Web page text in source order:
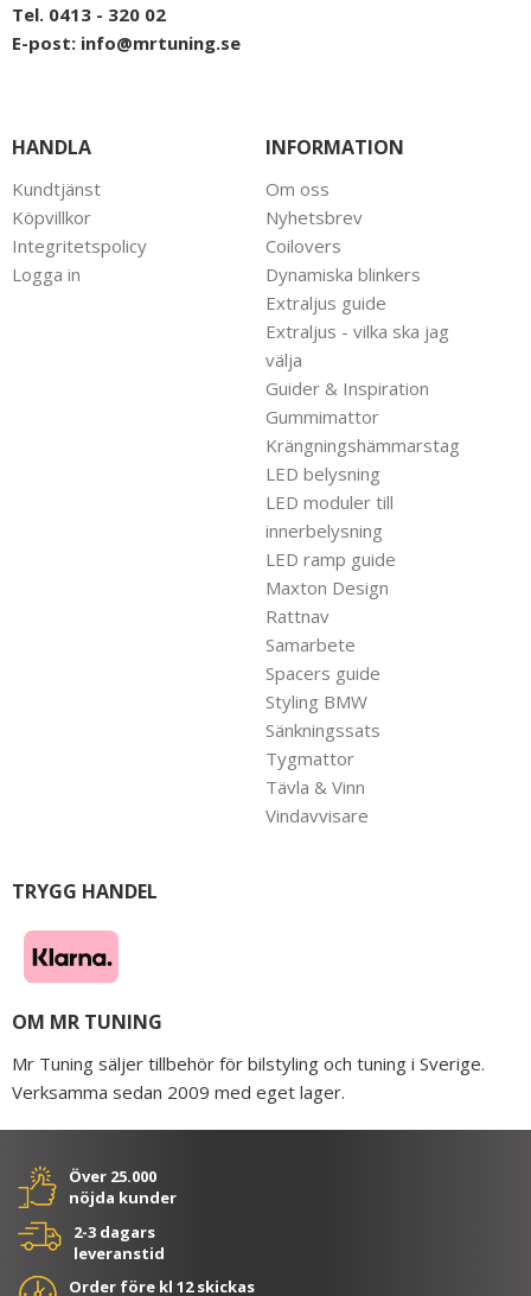
Tel. 0413 - 320 02
E-post: info@mrtuning.se
HANDLA
Kundtjänst
Köpvillkor
Integritetspolicy
Logga in
INFORMATION
Om oss
Nyhetsbrev
Coilovers
Dynamiska blinkers
Extraljus guide
Extraljus - vilka ska jag
välja
Guider & Inspiration
Gummimattor
Krängningshämmarstag
LED belysning
LED moduler till
innerbelysning
LED ramp guide
Maxton Design
Rattnav
Samarbete
Spacers guide
Styling BMW
Sänkningssats
Tygmattor
Tävla & Vinn
Vindavvisare
TRYGG HANDEL
OM MR TUNING
Mr Tuning säljer tillbehör för bilstyling och tuning i Sverige.
Verksamma sedan 2009 med eget lager.
Över 25.000
nöjda kunder
2-3 dagars
leveranstid
Order före kl 12 skickas